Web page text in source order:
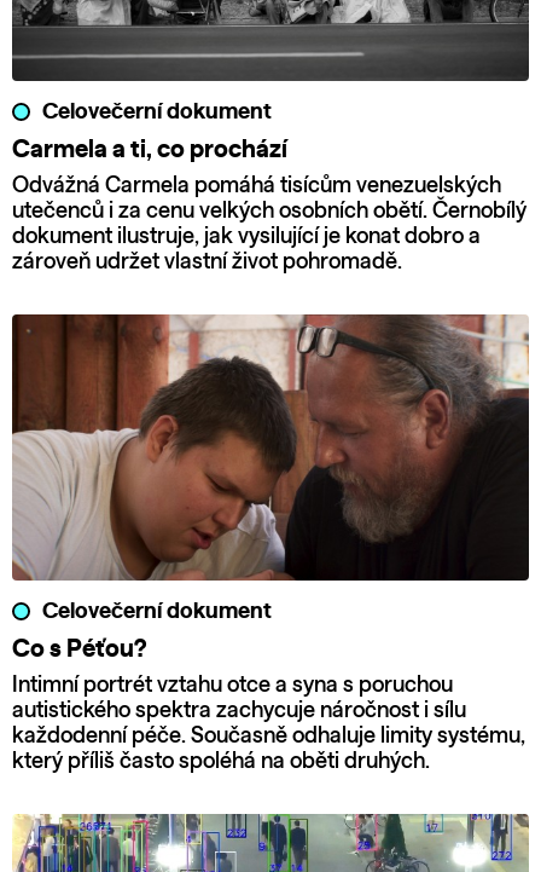
Celovečerní dokument
Carmela a ti, co prochází
Odvážná Carmela pomáhá tisícům venezuelských
utečenců i za cenu velkých osobních obětí. Černobílý
dokument ilustruje, jak vysilující je konat dobro a
zároveň udržet vlastní život pohromadě.
Celovečerní dokument
Co s Péťou?
Intimní portrét vztahu otce a syna s poruchou
autistického spektra zachycuje náročnost i sílu
každodenní péče. Současně odhaluje limity systému,
který příliš často spoléhá na oběti druhých.